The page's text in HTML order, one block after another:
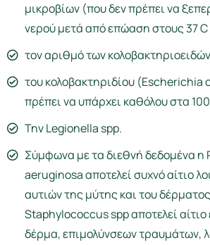
μικροβίων (που δεν πρέπει να
νερού μετά από επώαση στους 37
τον αριθμό των
του κολοβακτηριδίου (Escherichia
πρέπει να υπάρχει καθόλου στα
Την Legionella spp.
Σύμφωνα με τα διεθνή δεδομένα η
aeruginosa αποτελεί συχνό αίτιο
αυτιών της μύτης και του
Staphylococcus spp αποτελεί
δέρμα, επιμολύνσεων τραυμάτων,